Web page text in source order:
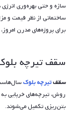
سازه و حتی بهره‌وری
ساختمانی از نظر قیمت و
برای پروژه‌های مدرن
سقف تیرچه‌
سقفتیرچه بلوک
روش، تیرچه‌های خرپایی به
بتن‌ریزی تکمیل می‌شوند.